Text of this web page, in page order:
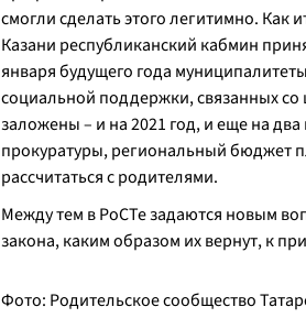
смогли сделать этого легитимно. Как
Казани республиканский кабмин
января будущего года
социальной поддержки, связанных
заложены – и на 2021 год, и еще на
прокуратуры, региональный бюджет
рассчитаться с родителями.
Между тем в РоСТе задаются новым
закона, каким образом их вернут, к
Фото: Родительское сообщество